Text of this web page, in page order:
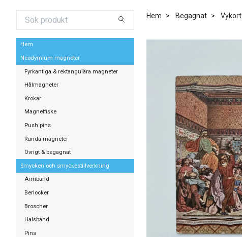
Hem
Neodymium magneter
Fyrkantiga & rektangulära magneter
Hålmagneter
Krokar
Magnetfiske
Push pins
Runda magneter
Övrigt & begagnat
Smycken och smyckestillverkning
Armband
Berlocker
Broscher
Halsband
Pins
Hem Begagnat Vykort